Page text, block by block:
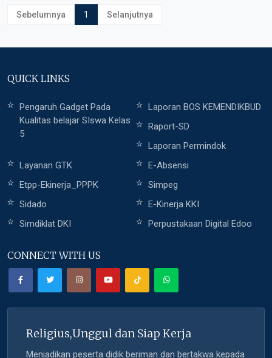
Sebelumnya 1 Selanjutnya
QUICK LINKS
Pengaruh Gadget Pada
Kualitas belajar SIswa Kelas
5
Laporan BOS KEMENDIKBUD
Raport-SD
Laporan Permindok
Layanan GTK
E-Absensi
Etpp-Ekinerja_PPPK
Simpeg
Sidado
E-Kinerja KKI
Simdiklat DKI
Perpustakaan Digital Edoo
CONNECT WITH US
Religius,Unggul dan Siap Kerja
Menjadikan peserta didik beriman dan bertakwa kepada